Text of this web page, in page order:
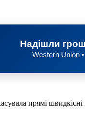
Надішли
Western Union
прямі